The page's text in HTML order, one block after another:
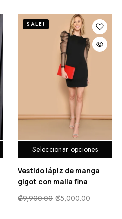
Seleccionar opciones
SALE!
Vestido lápiz de manga
gigot con malla fina
₡9,900.00 ₡5,000.00